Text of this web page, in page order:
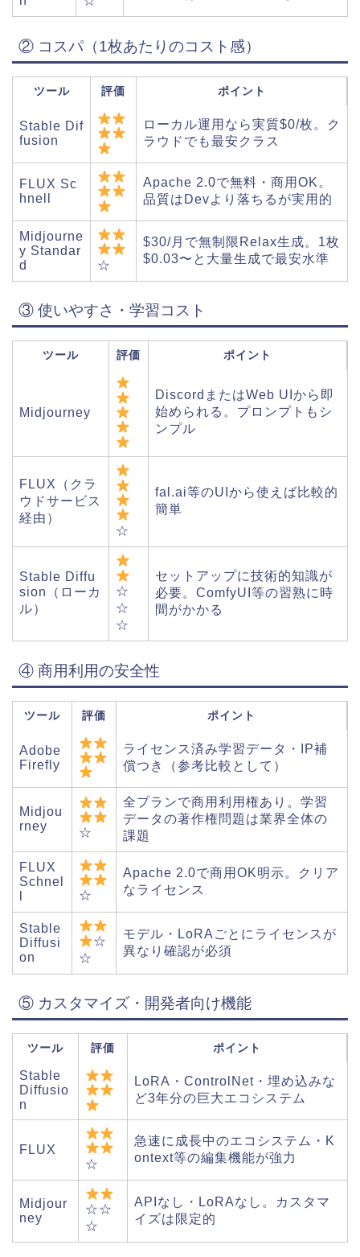
② コスパ（1枚あたりのコスト感）
ツール 評価 ポイント
Stable Dif
fusion
ローカル運用なら実質$0/枚。ク
ラウドでも最安クラス
FLUX Sc
hnell
Apache 2.0で無料・商用OK。
品質はDevより落ちるが実用的
Midjourne
y Standar
d
☆
$30/月で無制限Relax生成。1枚
$0.03〜と大量生成で最安水準
③ 使いやすさ・学習コスト
ツール 評価 ポイント
Midjourney
DiscordまたはWeb UIから即
始められる。プロンプトもシ
ンプル
FLUX（クラ
ウドサービス
経由）
☆
fal.ai等のUIから使えば比較的
簡単
Stable Diffu
sion（ローカ
ル）
☆
☆
☆
セットアップに技術的知識が
必要。ComfyUI等の習熟に時
間がかかる
④ 商用利用の安全性
ツール 評価 ポイント
Adobe
Firefly
ライセンス済み学習データ・IP補
償つき（参考比較として）
Midjou
rney
☆
全プランで商用利用権あり。学習
データの著作権問題は業界全体の
課題
FLUX
Schnel
☆
Apache 2.0で商用OK明示。クリア
なライセンス
Stable
Diffusi
on
☆
☆
モデル・LoRAごとにライセンスが
異なり確認が必須
⑤ カスタマイズ・開発者向け機能
ツール 評価 ポイント
Stable
Diffusio
n
LoRA・ControlNet・埋め込みな
ど3年分の巨大エコシステム
FLUX
☆
急速に成長中のエコシステム・K
ontext等の編集機能が強力
Midjour
ney
☆☆
☆
APIなし・LoRAなし。カスタマ
イズは限定的